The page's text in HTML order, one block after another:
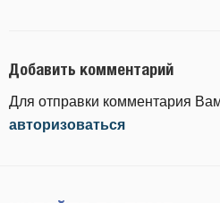
Добавить комментарий
Для отправки комментария
авторизоваться